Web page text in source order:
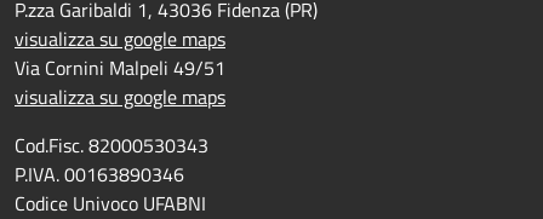
P.zza Garibaldi 1, 43036 Fidenza (PR)
visualizza su google maps
Via Cornini Malpeli 49/51
visualizza su google maps
Cod.Fisc. 82000530343
P.IVA. 00163890346
Codice Univoco UFABNI